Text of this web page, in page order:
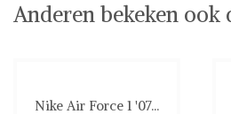
Anderen bekeken ook
Nike Air Force 1 '07...